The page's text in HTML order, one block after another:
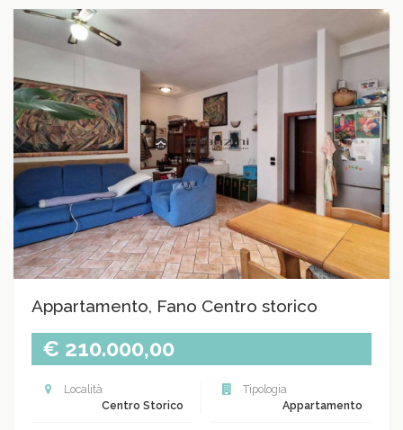
Appartamento, Fano Centro storico
€ 210.000,00
Località
Centro Storico
Tipologia
Appartamento